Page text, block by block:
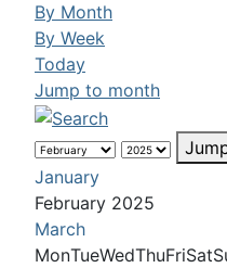
By Month
By Week
Today
Jump to month
January
February 2025
March
MonTueWedThuFriSat